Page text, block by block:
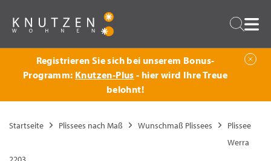
Zurück
Registrieren Sie sich bei unserem Bonus-
Programm: Knutzen-Plus - hier wird Ihre Treue
belohnt!
Startseite Plissees nach Maß Wunschmaß Plissees
Plissee
Werra